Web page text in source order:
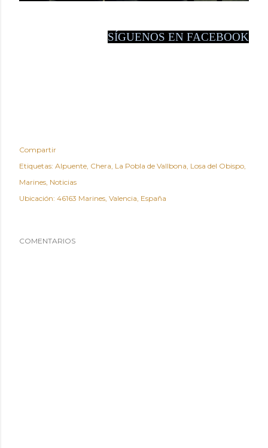
SÍGUENOS EN FACEBOOK
Compartir
Etiquetas: Alpuente Chera La Pobla de Vallbona Losa del Obispo
Marines Noticias
Ubicación: 46163 Marines, Valencia, España
COMENTARIOS